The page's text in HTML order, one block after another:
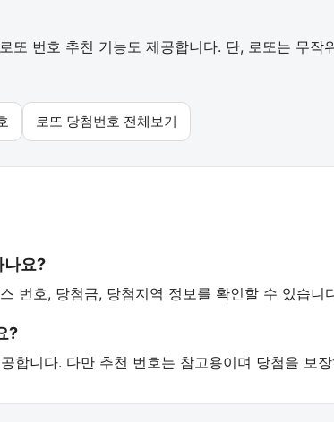
또 번호 추천 기능도 제공합니다. 단, 로또는 무작
로또 당첨번호 전체보기
나요?
번호, 당첨금, 당첨지역 정보를 확인할 수 있습니
?
합니다. 다만 추천 번호는 참고용이며 당첨을 보